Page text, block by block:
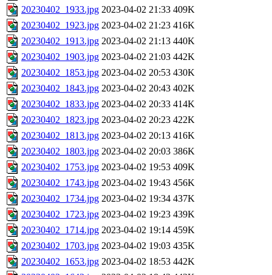
20230402_1933.jpg 2023-04-02 21:33 409K
20230402_1923.jpg 2023-04-02 21:23 416K
20230402_1913.jpg 2023-04-02 21:13 440K
20230402_1903.jpg 2023-04-02 21:03 442K
20230402_1853.jpg 2023-04-02 20:53 430K
20230402_1843.jpg 2023-04-02 20:43 402K
20230402_1833.jpg 2023-04-02 20:33 414K
20230402_1823.jpg 2023-04-02 20:23 422K
20230402_1813.jpg 2023-04-02 20:13 416K
20230402_1803.jpg 2023-04-02 20:03 386K
20230402_1753.jpg 2023-04-02 19:53 409K
20230402_1743.jpg 2023-04-02 19:43 456K
20230402_1734.jpg 2023-04-02 19:34 437K
20230402_1723.jpg 2023-04-02 19:23 439K
20230402_1714.jpg 2023-04-02 19:14 459K
20230402_1703.jpg 2023-04-02 19:03 435K
20230402_1653.jpg 2023-04-02 18:53 442K